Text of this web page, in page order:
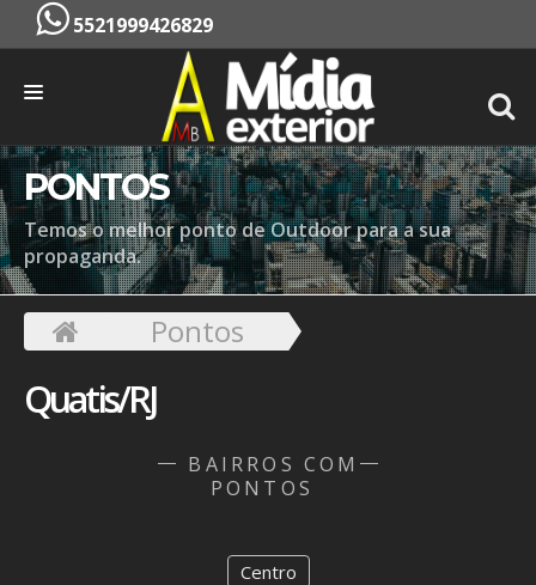
5521999426829
INÍCIO
EMPRESA
SERVIÇOS
PONTOS
CONTATO
ORÇAMENTO
PONTOS
Temos o melhor ponto de Outdoor para a sua
propaganda.
Pontos
Quatis/RJ
BAIRROS COM
PONTOS
Centro